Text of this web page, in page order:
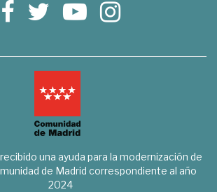
una ayuda para la modernización de
de Madrid correspondiente al año
2024